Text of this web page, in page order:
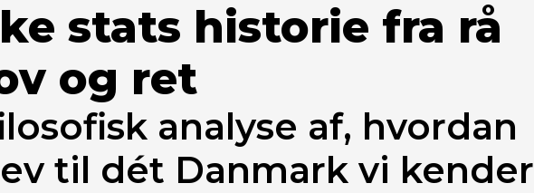
stats historie fra rå
og ret
analyse af, hvordan
til dét Danmark vi kender